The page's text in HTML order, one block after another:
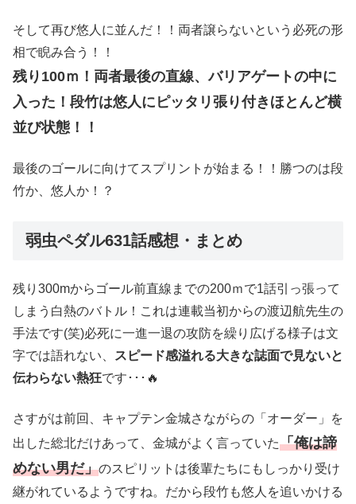
そして再び悠人に並んだ！！両者譲らないという必死の形
相で睨み合う！！
残り100ｍ！両者最後の直線、バリアゲートの中に
入った！段竹は悠人にピッタリ張り付きほとんど横
並び状態！！
最後のゴールに向けてスプリントが始まる！！勝つのは段
竹か、悠人か！？
弱虫ペダル631話感想・まとめ
残り300mからゴール前直線までの200ｍで1話引っ張って
しまう白熱のバトル！これは連載当初からの渡辺航先生の
手法です(笑)必死に一進一退の攻防を繰り広げる様子は文
字では語れない、 スピード感溢れる大きな誌面で見ないと
伝わらない熱狂です･･･🔥
さすがは前回、キャプテン金城さながらの「オーダー」を
出した総北だけあって、金城がよく言っていた「俺は諦
めない男だ」のスピリットは後輩たちにもしっかり受け
継がれているようですね。だから段竹も悠人を追いかける